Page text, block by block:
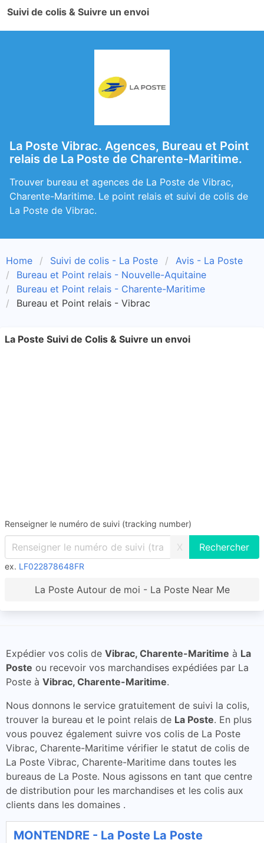
Suivi de colis & Suivre un envoi
La Poste Vibrac. Agences, Bureau et Point
relais de La Poste de Charente-Maritime.
Trouver bureau et agences de La Poste de Vibrac,
Charente-Maritime. Le point relais et suivi de colis de
La Poste de Vibrac.
Home Suivi de colis - La Poste
Avis - La Poste
Bureau et Point relais - Nouvelle-Aquitaine
Bureau et Point relais - Charente-Maritime
Bureau et Point relais - Vibrac
La Poste Suivi de Colis & Suivre un envoi
Renseigner le numéro de suivi (tracking number)
X
ex. LF022878648FR
La Poste Autour de moi - La Poste Near Me
Expédier vos colis de Vibrac, Charente-Maritime à La
Poste ou recevoir vos marchandises expédiées par La
Poste à Vibrac, Charente-Maritime.
Nous donnons le service gratuitement de suivi la colis,
trouver la bureau et le point relais de La Poste. En plus
vous pouvez également suivre vos colis de La Poste
Vibrac, Charente-Maritime vérifier le statut de colis de
La Poste Vibrac, Charente-Maritime dans toutes les
bureaus de La Poste. Nous agissons en tant que centre
de distribution pour les marchandises et les colis aux
clients dans les domaines .
MONTENDRE - La Poste La Poste